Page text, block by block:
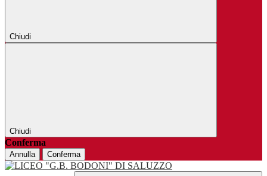
Chiudi
Chiudi
Conferma
Annulla Conferma